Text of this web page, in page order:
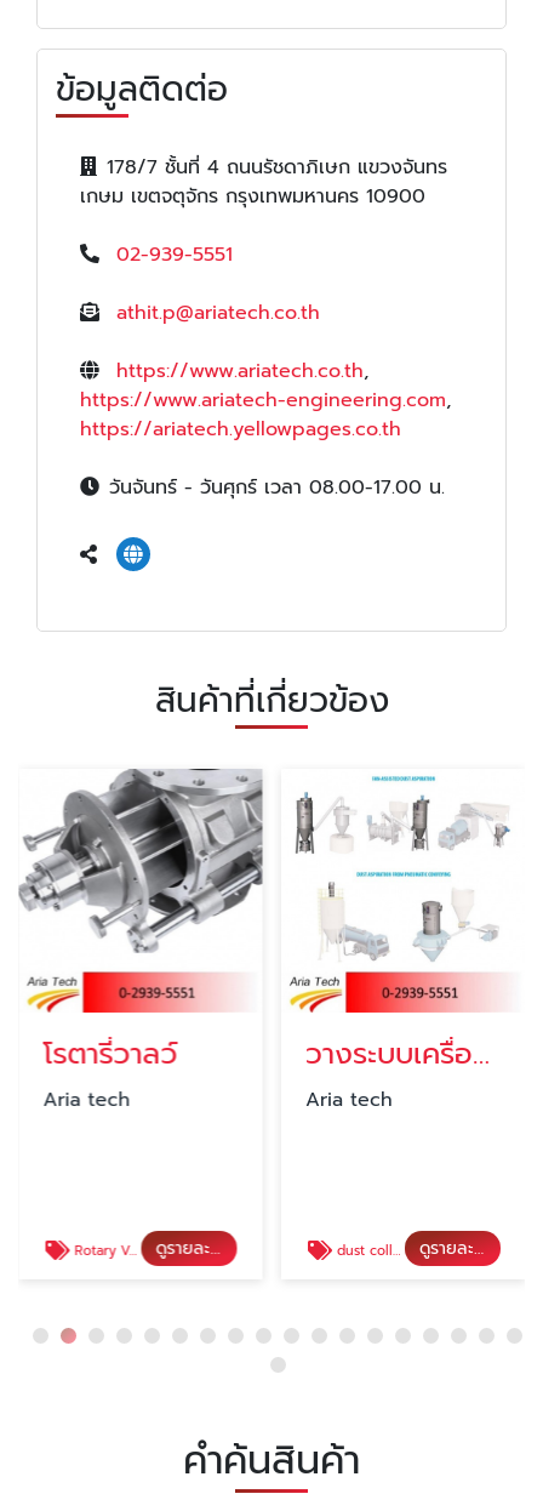
ข้อมูลติดต่อ
178/7 ชั้นที่ 4 ถนนรัชดาภิเษก แขวงจันทร
เกษม เขตจตุจักร กรุงเทพมหานคร 10900
02-939-5551
athit.p@ariatech.co.th
https://www.ariatech.co.th,
https://www.ariatech-engineering.com,
https://ariatech.yellowpages.co.th
วันจันทร์ - วันศุกร์ เวลา 08.00-17.00 น.
สินค้าที่เกี่ยวข้อง
โรตารี่วาลว์
Aria tech
Rotary Valve ดูรายละเอียด
วางระบบเครื่องดักฝุ่นโรงงาน
Aria tech
dust collector เครื่องดักฝุ่น ดูรายละเอียด
คำค้นสินค้า